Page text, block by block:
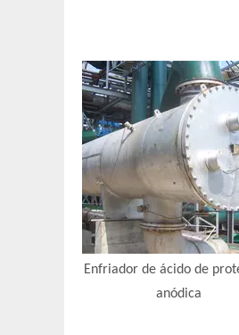
Enfriador de ácido de
anódica